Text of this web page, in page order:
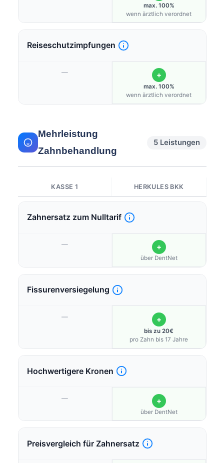
max. 100%
wenn ärztlich verordnet
Reiseschutzimpfungen
— +
max. 100%
wenn ärztlich verordnet
Mehrleistung
Zahnbehandlung
5 Leistungen
KASSE 1 HERKULES BKK
Zahnersatz zum Nulltarif
— +
über DentNet
Fissurenversiegelung
— +
bis zu 20€
pro Zahn bis 17 Jahre
Hochwertigere Kronen
— +
über DentNet
Preisvergleich für Zahnersatz